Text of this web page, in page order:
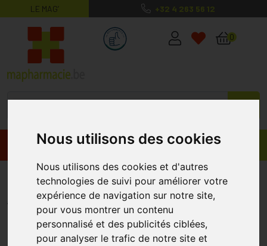
Nous utilisons des cookies
Nous utilisons des cookies et d'autres
technologies de suivi pour améliorer votre
expérience de navigation sur notre site,
pour vous montrer un contenu
personnalisé et des publicités ciblées,
pour analyser le trafic de notre site et
LE MAG’ +32 4 263 56 12
MaPharmacie.be ma santé, mes
0
Promos Produits
Arkogelules Spiruline 45 Gélules
ARKOGÉLULES